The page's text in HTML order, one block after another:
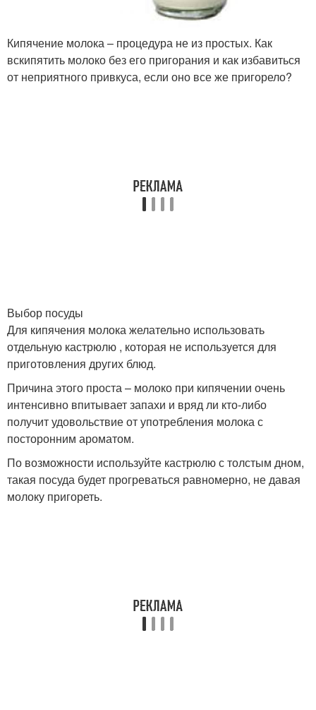
Кипячение молока – процедура не из простых. Как
вскипятить молоко без его пригорания и как избавиться
от неприятного привкуса, если оно все же пригорело?
Выбор посуды
Для кипячения молока желательно использовать
отдельную кастрюлю , которая не используется для
приготовления других блюд.
Причина этого проста – молоко при кипячении очень
интенсивно впитывает запахи и вряд ли кто-либо
получит удовольствие от употребления молока с
посторонним ароматом.
По возможности используйте кастрюлю с толстым дном,
такая посуда будет прогреваться равномерно, не давая
молоку пригореть.